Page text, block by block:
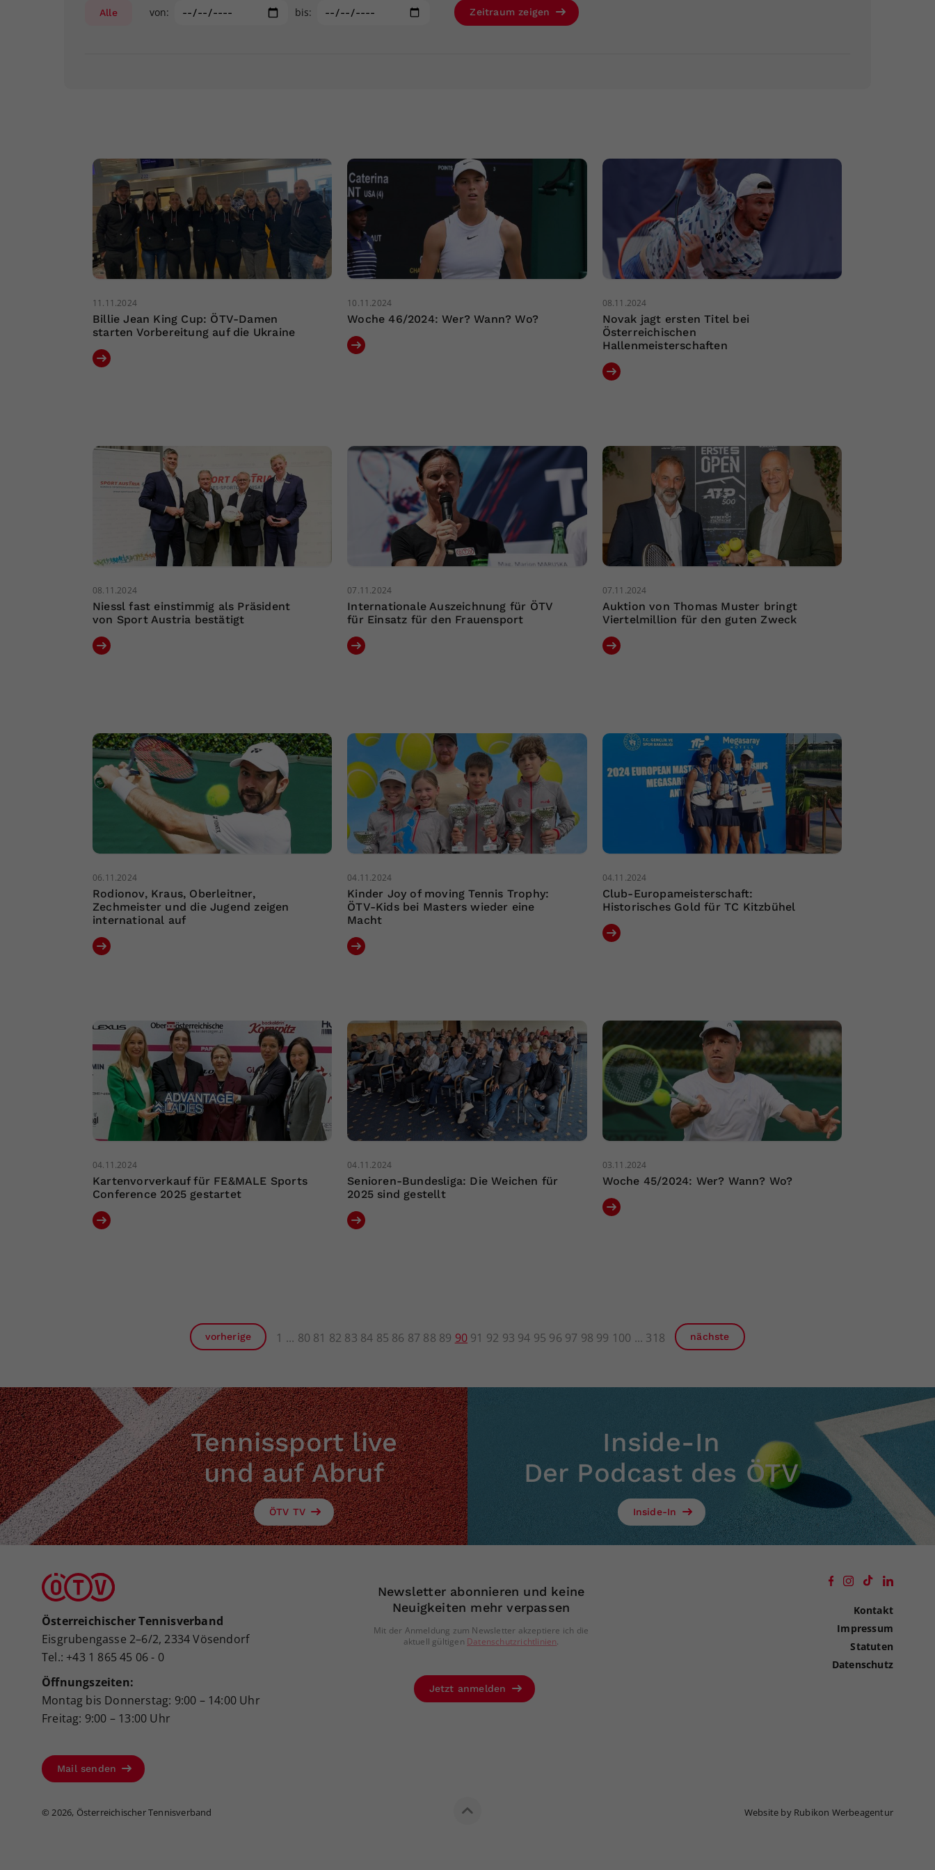
Alle von: bis: Zeitraum zeigen
11.11.2024
Billie Jean King Cup: ÖTV-Damen
starten Vorbereitung auf die Ukraine
10.11.2024
Woche 46/2024: Wer? Wann? Wo?
08.11.2024
Novak jagt ersten Titel bei
Österreichischen
Hallenmeisterschaften
08.11.2024
Niessl fast einstimmig als Präsident
von Sport Austria bestätigt
07.11.2024
Internationale Auszeichnung für ÖTV
für Einsatz für den Frauensport
07.11.2024
Auktion von Thomas Muster bringt
Viertelmillion für den guten Zweck
06.11.2024
Rodionov, Kraus, Oberleitner,
Zechmeister und die Jugend zeigen
international auf
04.11.2024
Kinder Joy of moving Tennis Trophy:
ÖTV-Kids bei Masters wieder eine
Macht
04.11.2024
Club-Europameisterschaft:
Historisches Gold für TC Kitzbühel
04.11.2024
Kartenvorverkauf für FE&MALE Sports
Conference 2025 gestartet
04.11.2024
Senioren-Bundesliga: Die Weichen für
2025 sind gestellt
03.11.2024
Woche 45/2024: Wer? Wann? Wo?
vorherige 1 80 81 82 83 84 85 86 87 88 89 90 91 92 93 94 95 96 97 98 99 100 318 nächste
Tennissport live
und auf Abruf
ÖTV TV
Inside-In
Der Podcast des ÖTV
Inside-In
Österreichischer Tennisverband
Eisgrubengasse 2–6/2, 2334 Vösendorf
Tel.: +43 1 865 45 06 - 0
Öffnungszeiten:
Montag bis Donnerstag: 9:00 – 14:00 Uhr
Freitag: 9:00 – 13:00 Uhr
Mail senden
Newsletter abonnieren und keine
Neuigkeiten mehr verpassen
Mit der Anmeldung zum Newsletter akzeptiere ich die
aktuell gültigen Datenschutzrichtlinien.
Jetzt anmelden
Kontakt
Impressum
Statuten
Datenschutz
© 2026, Österreichischer Tennisverband Website by Rubikon Werbeagentur
Ihrer vorgenommen Einstellungen, falls der